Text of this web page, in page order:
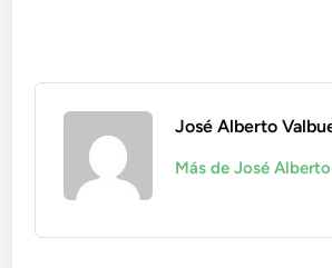
José Alberto
Más de José